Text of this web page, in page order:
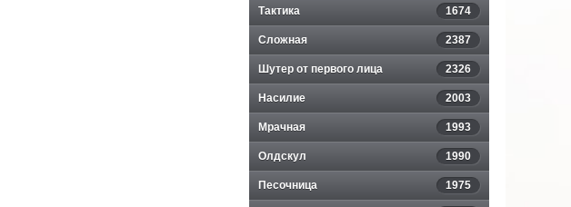
Тактика 1674
Сложная 2387
Шутер от первого лица 2326
Насилие 2003
Мрачная 1993
Олдскул 1990
Песочница 1975